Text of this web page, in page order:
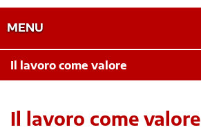
MENU
Il lavoro come valore
Il lavoro come valore